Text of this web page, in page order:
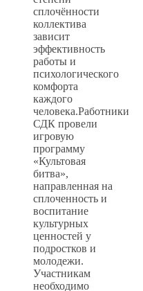
сплочённости
коллектива
зависит
эффективность
работы и
психологического
комфорта
каждого
человека.Работники
СДК провели
игровую
программу
«Культовая
битва»,
направленная на
сплоченность и
воспитание
культурных
ценностей у
подростков и
молодежи.
Участникам
необходимо